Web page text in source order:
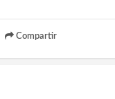
Compartir